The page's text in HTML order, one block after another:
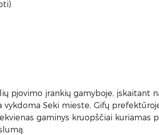
pjovimo įrankių gamyboje, įskaitant
Seki mieste, Gifų
gaminys kruopščiai kuriamas